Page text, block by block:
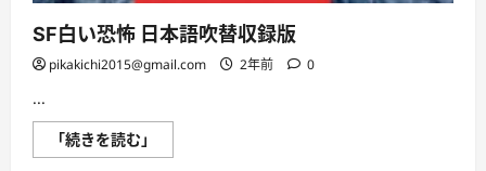
SF白い恐怖 日本語吹替収録版
pikakichi2015@gmail.com 2年前 0
...
「続きを読む」
白